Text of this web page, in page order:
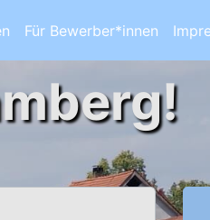
Für Bewerber*innen